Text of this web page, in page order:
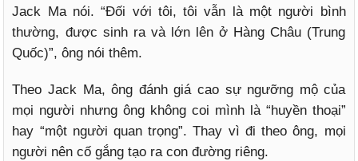
Jack Ma nói. “Đối với tôi, tôi vẫn là một người bình
thường, được sinh ra và lớn lên ở Hàng Châu (Trung
Quốc)”, ông nói thêm.
Theo Jack Ma, ông đánh giá cao sự ngưỡng mộ của
mọi người nhưng ông không coi mình là “huyền thoại”
hay “một người quan trọng”. Thay vì đi theo ông, mọi
người nên cố gắng tạo ra con đường riêng.